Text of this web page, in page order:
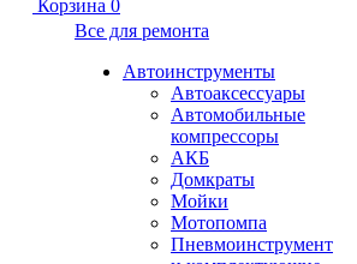
Корзина 0
Все для ремонта
Автоинструменты
Автоаксессуары
Автомобильные
компрессоры
АКБ
Домкраты
Мойки
Мотопомпа
Пневмоинструмент